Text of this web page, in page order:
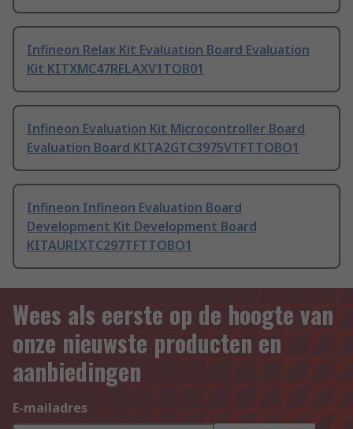
Infineon Relax Kit Evaluation Board Evaluation
Kit KITXMC47RELAXV1TOB01
Infineon Evaluation Kit Microcontroller Board
Evaluation Board KITA2GTC3975VTFTTOBO1
Infineon Infineon Evaluation Board
Development Kit Development Board
KITAURIXTC297TFTTOBO1
Wees als eerste op de hoogte van
onze nieuwste producten en
aanbiedingen
E-mailadres